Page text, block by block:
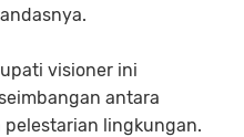
visioner ini
antara
lingkungan.